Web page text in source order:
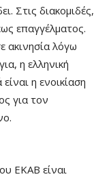
Στις διακομιδές,
επαγγέλματος.
ακινησία λόγω
η ελληνική
η ενοικίαση
για τον
ΕΚΑΒ είναι